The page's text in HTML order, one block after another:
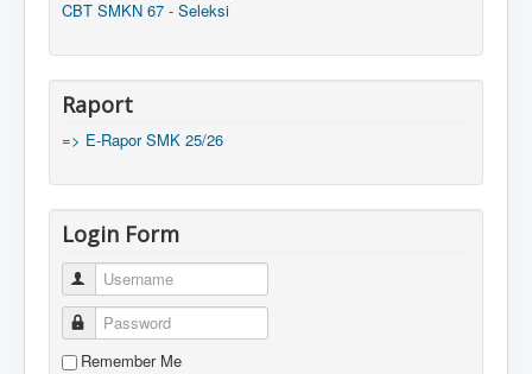
CBT SMKN 67 - Seleksi
Raport
=> E-Rapor SMK 25/26
Login Form
Username
Password
Remember Me